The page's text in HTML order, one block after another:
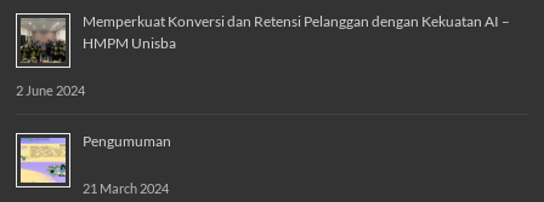
Memperkuat Konversi dan Retensi Pelanggan dengan Kekuatan AI –
HMPM Unisba
2 June 2024
Pengumuman
21 March 2024